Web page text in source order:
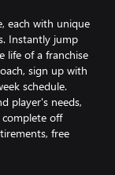
each with unique
Instantly jump
life of a franchise
sign up with
schedule.
player's needs,
off
free
action!